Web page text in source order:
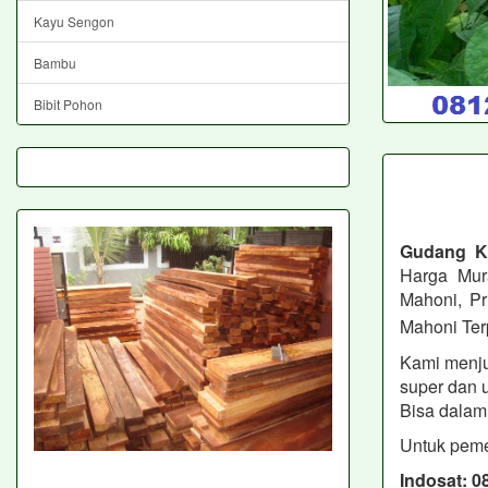
Gudang
Harga
Mahoni,
Mahoni
Kami
super dan
Bisa
Untuk
Indosat:
Kayu Sengon
Bambu
Bibit Pohon